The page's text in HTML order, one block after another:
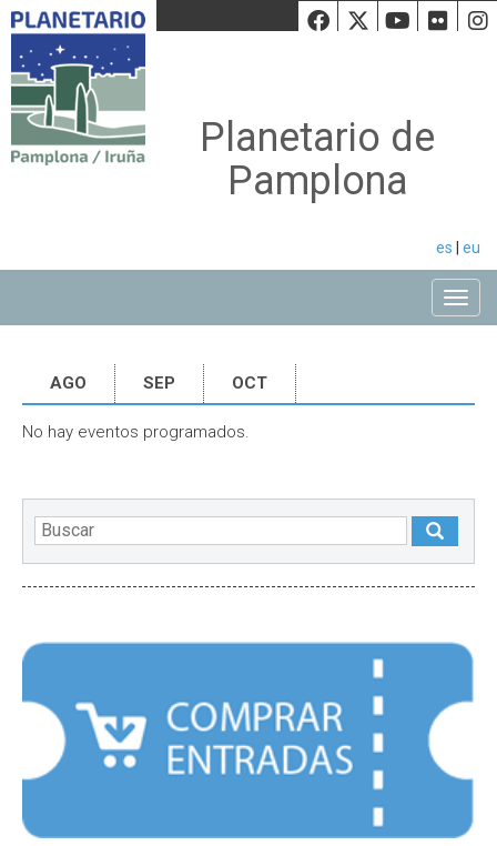
Facebook
Twiiter
Planetario de
Pamplona
es eu
AGO SEP OCT
No hay eventos programados.